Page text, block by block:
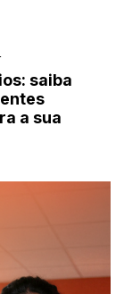
saiba
a sua